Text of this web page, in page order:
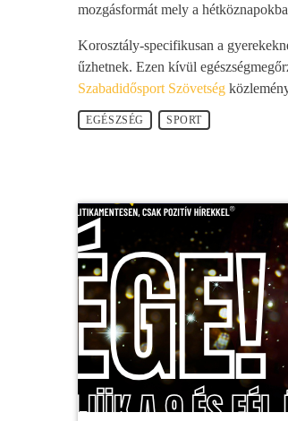
mozgásformát mely a
Korosztály-specifikusan a
űzhetnek. Ezen kívül
Szabadidősport Szövetség
EGÉSZSÉG SPORT